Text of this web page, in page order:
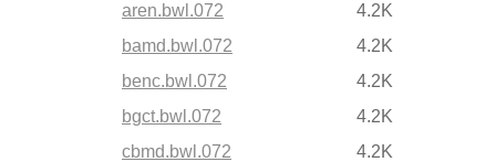
aren.bwl.072
4.2K
bamd.bwl.072
4.2K
benc.bwl.072
4.2K
bgct.bwl.072
4.2K
cbmd.bwl.072
4.2K